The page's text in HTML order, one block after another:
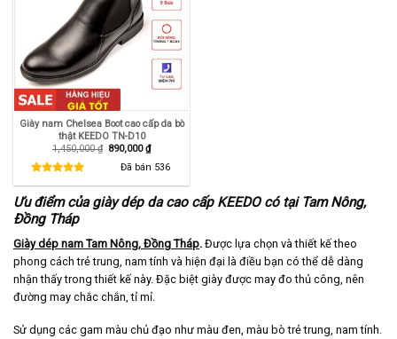
Giày nam Chelsea Boot cao cấp da bò
thật KEEDO TN-D10
1,450,000₫ Giá
1,450,000 ₫.
890,000₫Giá
hiện
tại
là:
890,000 ₫.
Đã bán 536
Ưu điểm của giày dép da cao cấp KEEDO có tại Tam Nông,
Đồng Tháp
Giày dép nam Tam Nông, Đồng Tháp. Được lựa chọn và thiết kế theo
phong cách trẻ trung, nam tính và hiện đại là điều bạn có thể dễ dàng
nhận thấy trong thiết kế này. Đặc biệt giày được may đo thủ công, nên
đường may chắc chắn, tỉ mỉ.
Sử dụng các gam màu chủ đạo như màu đen, màu bò trẻ trung, nam tính.